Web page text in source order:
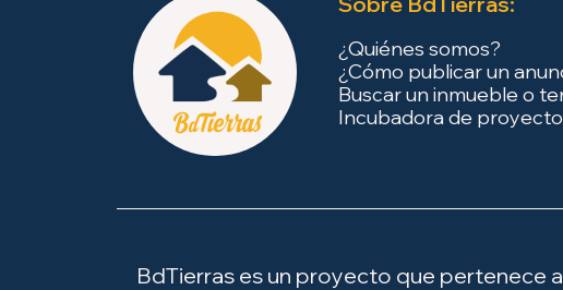
¿Quiénes somos?
¿Cómo publicar un
Buscar un inmueble o
Incubadora de
BdTierras es un proyecto que pertenece